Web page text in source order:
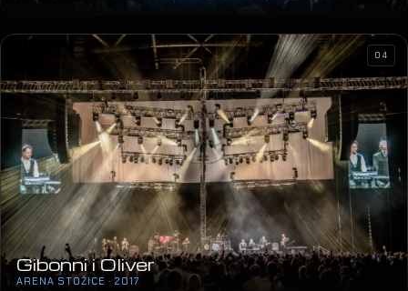
Gibonni i Oliver
ARENA STOŽICE · 2017
04